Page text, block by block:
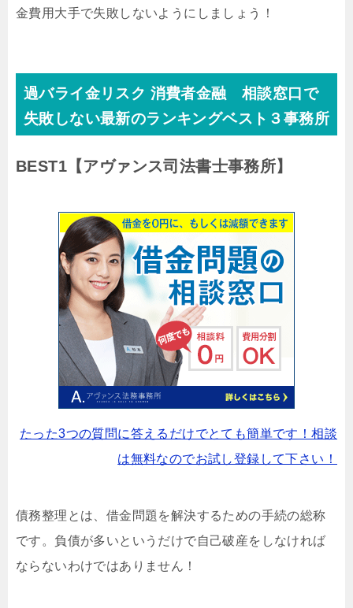
金費用大手で失敗しないようにしましょう！
過バライ金リスク 消費者金融 相談窓口で
失敗しない最新のランキングベスト３事務所
BEST1 【アヴァンス司法書士事務所】
たった3つの質問に答えるだけでとても簡単です！相談
は無料なのでお試し登録して下さい！
債務整理とは、借金問題を解決するための手続の総称
です。負債が多いというだけで自己破産をしなければ
ならないわけではありません！